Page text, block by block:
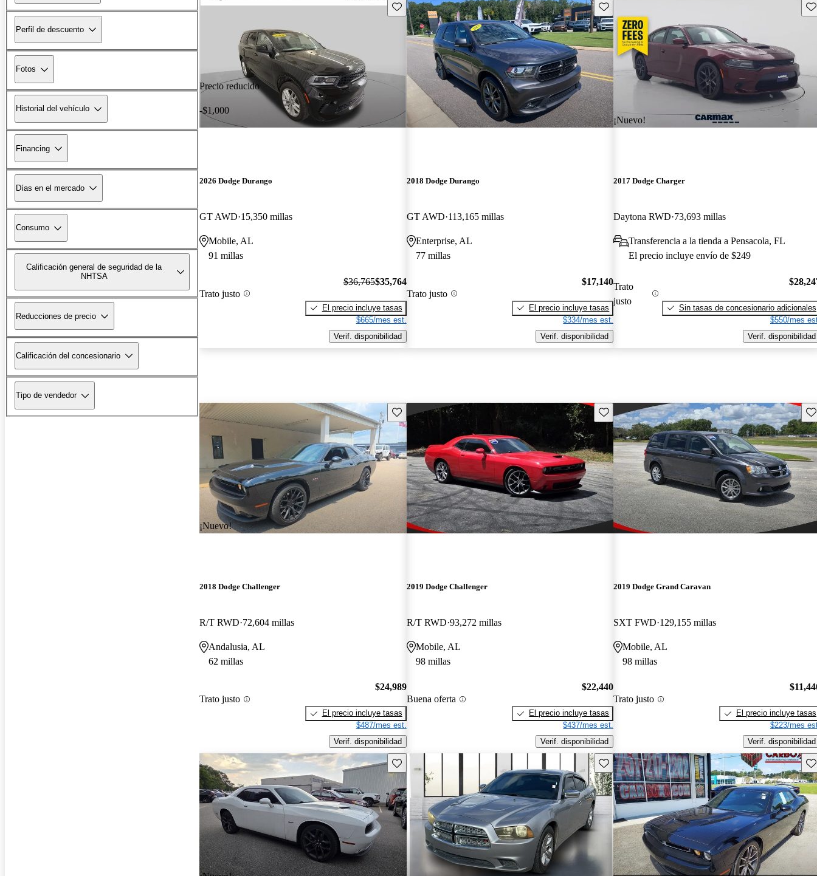
Perfil de descuento
Fotos
Historial del vehículo
Financing
Días en el mercado
Consumo
Calificación general de seguridad de la
NHTSA
Reducciones de precio
Calificación del concesionario
Tipo de vendedor
Precio reducido
-$1,000
Guarda este Aviso
2026 Dodge Durango
GT AWD 15,350 millas
Mobile, AL
91 millas
Trato justo
$36,765$35,764
El precio incluye tasas
$665/mes est.
Verif. disponibilidad
Guarda este Aviso
2018 Dodge Durango
GT AWD 113,165 millas
Enterprise, AL
77 millas
Trato justo
$17,140
El precio incluye tasas
$334/mes est.
Verif. disponibilidad
¡Nuevo!
2017 Dodge Charger
Daytona RWD 73,693 millas
Transferencia a la tienda a Pensacola, FL
El precio incluye envío de $249
Trato
justo
Sin tasas de concesionario adicionales
$550/mes
Verif. disponibilidad
¡Nuevo!
Guarda este Aviso
2018 Dodge Challenger
R/T RWD 72,604 millas
Andalusia, AL
62 millas
Trato justo
$24,989
El precio incluye tasas
$487/mes est.
Verif. disponibilidad
Guarda este Aviso
2019 Dodge Challenger
R/T RWD 93,272 millas
Mobile, AL
98 millas
Buena oferta
$22,440
El precio incluye tasas
$437/mes est.
Verif. disponibilidad
2019 Dodge Grand Caravan
SXT FWD 129,155 millas
Mobile, AL
98 millas
Trato justo
El precio incluye tasas
$223/mes
Verif. disponibilidad
Guarda este Aviso Guarda este Aviso